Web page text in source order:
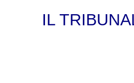
IL